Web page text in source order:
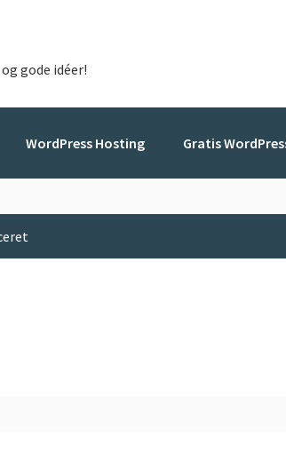
gode idéer!
WordPress Hosting Gratis